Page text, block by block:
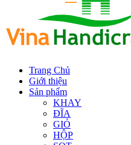
Trang Chủ
Giới thiệu
Sản phẩm
KHAY
ĐĨA
GIỎ
HỘP